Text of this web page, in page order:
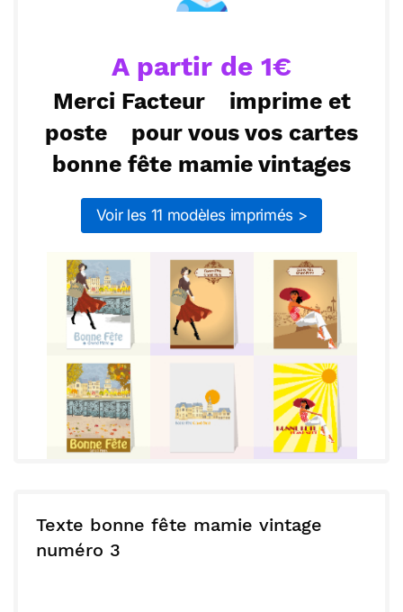
Envoyer via Whatsapp
A partir de 1€
Merci Facteur
imprime et
poste
pour vous vos cartes
bonne fête mamie vintages
Voir les 11 modèles imprimés >
Texte bonne fête mamie vintage
numéro 3